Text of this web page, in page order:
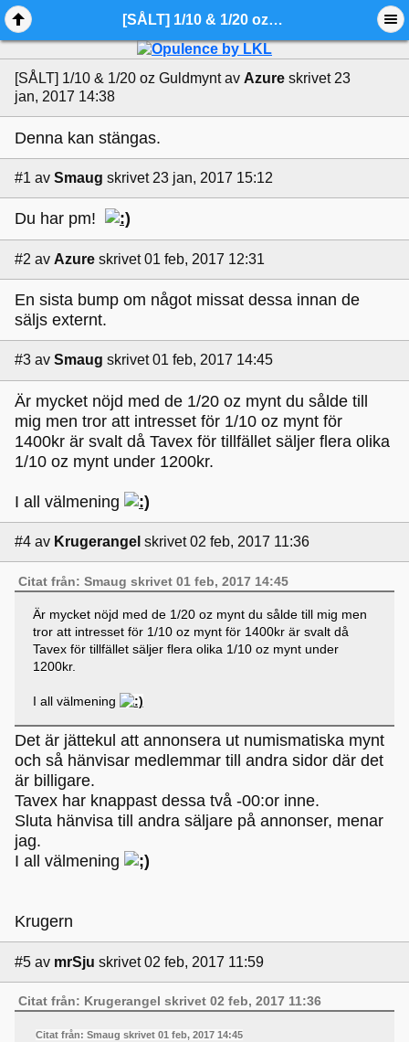
[SÅLT] 1/10 & 1/20 oz Guldmynt - Ädelmetallforum
[SÅLT] 1/10 & 1/20 oz Guldmyntav Azure skrivet 23
jan, 2017 14:38
Denna kan stängas.
#1 av Smaug skrivet 23 jan, 2017 15:12
Du har pm!
#2 av Azure skrivet 01 feb, 2017 12:31
En sista bump om något missat dessa innan de
säljs externt.
#3 av Smaug skrivet 01 feb, 2017 14:45
Är mycket nöjd med de 1/20 oz mynt du sålde till
mig men tror att intresset för 1/10 oz mynt för
1400kr är svalt då Tavex för tillfället säljer flera olika
1/10 oz mynt under 1200kr.
I all välmening
#4 av Krugerangel skrivet 02 feb, 2017 11:36
Citat från: Smaug skrivet 01 feb, 2017 14:45
Är mycket nöjd med de 1/20 oz mynt du sålde till mig men
tror att intresset för 1/10 oz mynt för 1400kr är svalt då
Tavex för tillfället säljer flera olika 1/10 oz mynt under
1200kr.
I all välmening
Det är jättekul att annonsera ut numismatiska mynt
och så hänvisar medlemmar till andra sidor där det
är billigare.
Tavex har knappast dessa två -00:or inne.
Sluta hänvisa till andra säljare på annonser, menar
jag.
I all välmening
Krugern
#5 av mrSju skrivet 02 feb, 2017 11:59
Citat från: Krugerangel skrivet 02 feb, 2017 11:36
Citat från: Smaug skrivet 01 feb, 2017 14:45